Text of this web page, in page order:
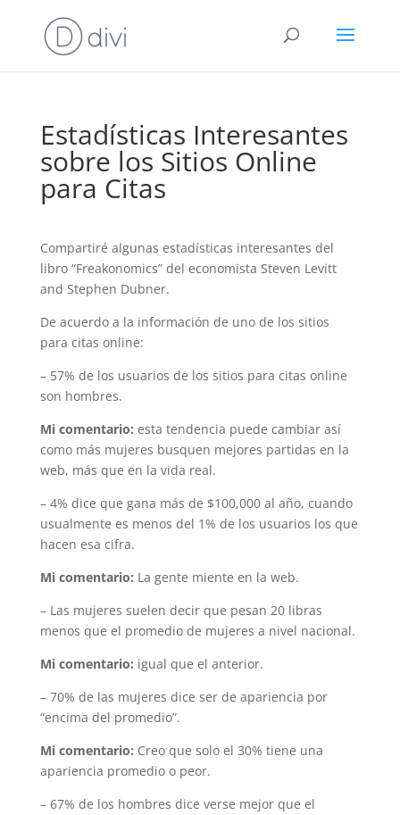
Estadísticas Interesantes
sobre los Sitios Online
para Citas
Compartiré algunas estadísticas interesantes del
libro “Freakonomics” del economista Steven Levitt
and Stephen Dubner.
De acuerdo a la información de uno de los sitios
para citas online:
– 57% de los usuarios de los sitios para citas online
son hombres.
Mi comentario: esta tendencia puede cambiar así
como más mujeres busquen mejores partidas en la
web, más que en la vida real.
– 4% dice que gana más de $100,000 al año, cuando
usualmente es menos del 1% de los usuarios los que
hacen esa cifra.
Mi comentario: La gente miente en la web.
– Las mujeres suelen decir que pesan 20 libras
menos que el promedio de mujeres a nivel nacional.
Mi comentario: igual que el anterior.
– 70% de las mujeres dice ser de apariencia por
“encima del promedio”.
Mi comentario: Creo que solo el 30% tiene una
apariencia promedio o peor.
– 67% de los hombres dice verse mejor que el